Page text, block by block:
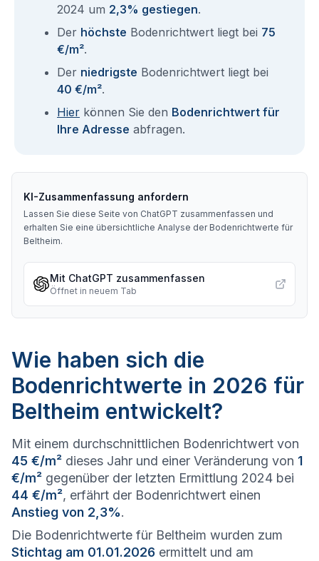
2024 um 2,3% gestiegen.
Der höchste Bodenrichtwert liegt bei 75
€/m².
Der niedrigste Bodenrichtwert liegt bei
40 €/m².
Hier können Sie den Bodenrichtwert für
Ihre Adresse abfragen.
KI-Zusammenfassung anfordern
Lassen Sie diese Seite von ChatGPT zusammenfassen und
erhalten Sie eine übersichtliche Analyse der Bodenrichtwerte für
Beltheim.
Mit ChatGPT zusammenfassen
Öffnet in neuem Tab
Wie haben sich die
Bodenrichtwerte in 2026 für
Beltheim entwickelt?
Mit einem durchschnittlichen Bodenrichtwert von
45 €/m² dieses Jahr und einer Veränderung von 1
€/m² gegenüber der letzten Ermittlung 2024 bei
44 €/m², erfährt der Bodenrichtwert einen
Anstieg von 2,3%.
Die Bodenrichtwerte für Beltheim wurden zum
Stichtag am 01.01.2026 ermittelt und am